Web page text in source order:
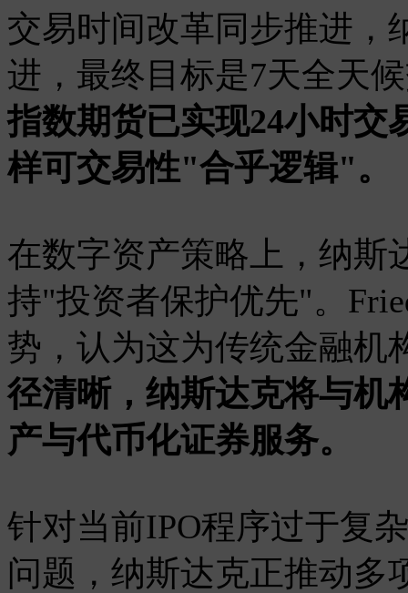
交易时间改革同步推进，
进，最终目标是7天全天
指数期货已实现24小时交
样可交易性"合乎逻辑"。
在数字资产策略上，纳斯
持"投资者保护优先"。
势，认为这为传统金融机
径清晰，纳斯达克将与机
产与代币化证券服务。
针对当前IPO程序过于复
问题，纳斯达克正推动多